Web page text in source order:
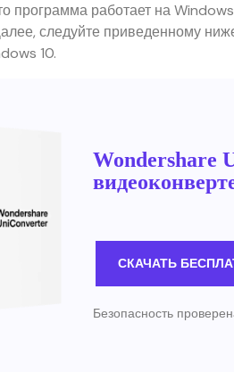
программа работает на
следуйте приведенному
10.
Wondershare
СКАЧАТЬ
Безопасность